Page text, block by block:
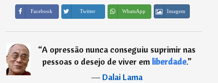
Facebook Twitter WhatsApp Imagem
“A opressão nunca conseguiu suprimir nas
pessoas o desejo de viver em liberdade.”
―Dalai Lama